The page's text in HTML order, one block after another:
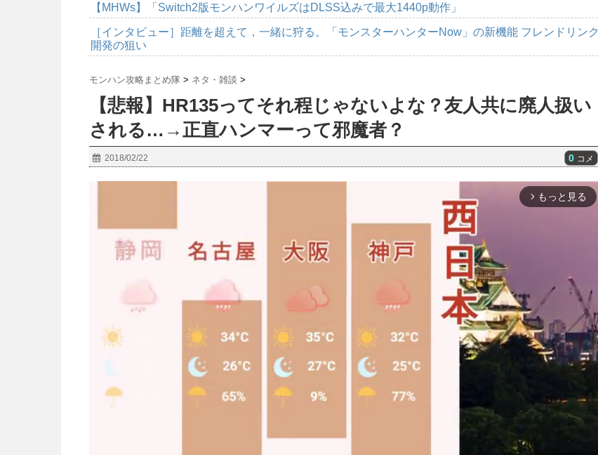
【MHWs】「Switch2版モンハンワイルズはDLSS込みで最大1440p動作」
［インタビュー］距離を超えて，一緒に狩る。「モンスターハンターNow」の新機能 フレンドリンク
開発の狙い
モンハン攻略まとめ隊 > ネタ・雑談 >
【悲報】HR135ってそれ程じゃないよな？友人共に廃人扱い
される…→正直ハンマーって邪魔者？
2018/02/22 0 コメ
arrow_forward_ios もっと見る